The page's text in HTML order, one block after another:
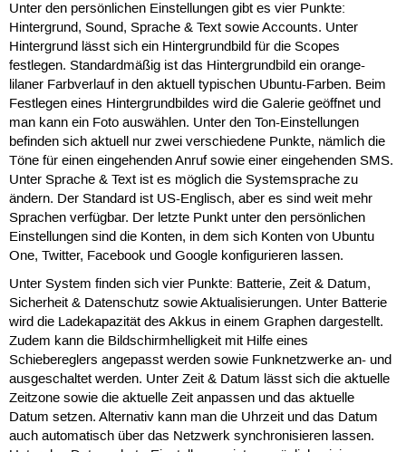
Unter den persönlichen Einstellungen gibt es vier Punkte:
Hintergrund, Sound, Sprache & Text sowie Accounts. Unter
Hintergrund lässt sich ein Hintergrundbild für die Scopes
festlegen. Standardmäßig ist das Hintergrundbild ein orange-
lilaner Farbverlauf in den aktuell typischen Ubuntu-Farben. Beim
Festlegen eines Hintergrundbildes wird die Galerie geöffnet und
man kann ein Foto auswählen. Unter den Ton-Einstellungen
befinden sich aktuell nur zwei verschiedene Punkte, nämlich die
Töne für einen eingehenden Anruf sowie einer eingehenden SMS.
Unter Sprache & Text ist es möglich die Systemsprache zu
ändern. Der Standard ist US-Englisch, aber es sind weit mehr
Sprachen verfügbar. Der letzte Punkt unter den persönlichen
Einstellungen sind die Konten, in dem sich Konten von Ubuntu
One, Twitter, Facebook und Google konfigurieren lassen.
Unter System finden sich vier Punkte: Batterie, Zeit & Datum,
Sicherheit & Datenschutz sowie Aktualisierungen. Unter Batterie
wird die Ladekapazität des Akkus in einem Graphen dargestellt.
Zudem kann die Bildschirmhelligkeit mit Hilfe eines
Schiebereglers angepasst werden sowie Funknetzwerke an- und
ausgeschaltet werden. Unter Zeit & Datum lässt sich die aktuelle
Zeitzone sowie die aktuelle Zeit anpassen und das aktuelle
Datum setzen. Alternativ kann man die Uhrzeit und das Datum
auch automatisch über das Netzwerk synchronisieren lassen.